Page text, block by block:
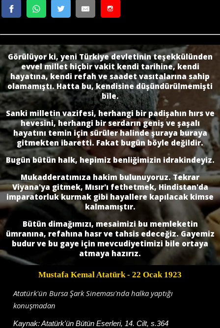
Görülüyor ki, yeni Türkiye devletinin teşekkülünden
evvel millet hiçbir vakit kendi tarihine, kendi
hayatına, kendi refah ve saadet vasıtalarına sahip
olamamıştı. Hatta bu, kendisine düşündürülmemişti
bile.
Sanki milletin vazifesi, herhangi bir padişahın hırs ve
hevesini, herhangi bir serdarın geniş ve şaşalı
hayatı­nı temin için sürüler halinde şuraya buraya
gitmekten ibaretti. Fakat bugün böyle de­ğildir.
Bugün bütün halk, hepimiz benliğimizin idrakindeyiz.
Mukadderatımıza hakim bulunuyoruz. Tekrar
Viyana'ya gitmek, Mısır'ı fethetmek, Hindistan'da
imparatorluk kurmak gibi hayallere kapılacak kimse
kalmamıştır.
Bütün dimağımızı, mesaimizi bu memleketin
ümranına, refahına hasr ve tahsis edeceğiz. Gayemiz
budur ve bu gaye için mevcudiyetimizi bile ortaya
atmaya hazırız.
Mustafa Kemal Atatürk- 22 Ocak 1923
Atatürk'ün Bursa Şark Sineması'nda halka yaptığı
konuşmadan
Kaynak:Atatürk'ün Bütün Eserleri, 14. Cilt, s.364